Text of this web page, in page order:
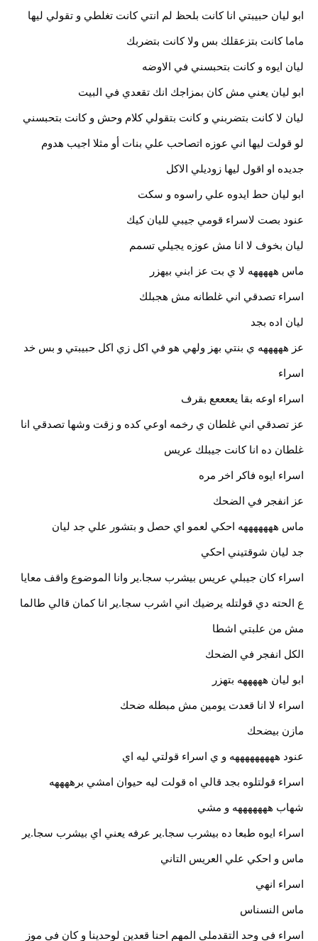
ابو ليان حبيبتي انا كانت بلحظ لم انتي كانت تغلطي و تقولي ليها
ماما كانت بتزعقلك بس ولا كانت بتضربك
ليان ايوه و كانت بتحبسني في الاوضه
ابو ليان يعني مش كان بمزاجك انك تقعدي في البيت
ليان لا كانت بتضربني و كانت بتقولي كلام وحش و كانت بتحبسني
لو قولت ليها اني عوزه اتصاحب علي بنات أو مثلا اجيب هدوم
جديده او اقول ليها زوديلي الاكل
ابو ليان حط ايدوه علي راسوه و سكت
عنود بصت لاسراء قومي جيبي لليان كيك
ليان بخوف لا انا مش عوزه يجيلي تسمم
ماس هههههه لا ي بت عز ابني بيهزر
اسراء تصدقي اني غلطانه مش هجبلك
ليان اده بجد
عز هههههه ي بنتي بهز ولهي هو في اكل زي اكل حبيبتي و بس خد
اسراء
اسراء اوعه بقا يععععع بقرف
عز تصدقي اني غلطان ي رخمه اوعي كده و زقت وشها تصدقي انا
غلطان ده انا كانت جيبلك عريس
اسراء ايوه فاكر اخر مره
عز انفجر في الضحك
ماس هههههههه احكي لعمو اي حصل و بتشور علي جد ليان
جد ليان شوقتيني احكي
اسراء كان جيبلي عريس بيشرب سجا.ير وانا الموضوع واقف معايا
ع الحته دي قولتله يرضيك اني اشرب سجا.ير انا كمان قالي طالما
مش من علبتي اشطا
الكل انفجر في الضحك
ابو ليان هههههه بتهزر
اسراء لا انا قعدت يومين مش مبطله ضحك
مازن بيضحك
عنود هههههههههه و ي اسراء قولتي ليه اي
اسراء قولتلوه بجد قالي اه قولت ليه حيوان امشي برههههه
شهاب هههههههه و مشي
اسراء ايوه طبعا ده بيشرب سجا.ير عرفه يعني اي بيشرب سجا.ير
ماس و احكي علي العريس التاني
اسراء انهي
ماس النسناس
اسراء في وحد التقدملي المهم احنا قعدين لوحدينا و كان في موز